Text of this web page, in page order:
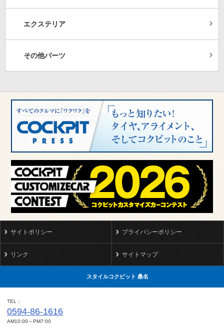
エクステリア
その他パーツ
サイトポリシー プライバシーポリシー
リンク サイトマップ
スタイルコクピット 桑名
TEL
0594-86-1616
AM10:00～PM7:00